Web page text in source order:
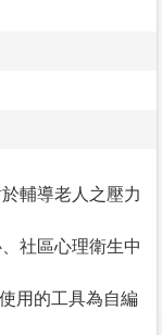
輔導老人之壓力
社區心理衛生中
用的工具為自編